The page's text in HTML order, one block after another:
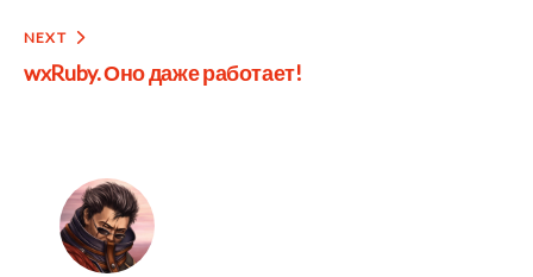
NEXT
wxRuby. Оно даже работает!